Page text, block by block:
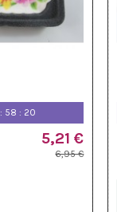
:58 :18
5,21 €
6,95 €